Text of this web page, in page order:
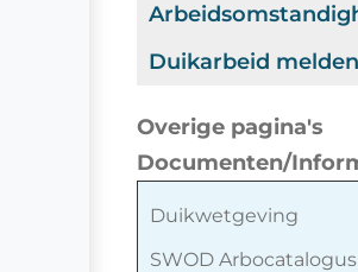
Duikarbeid melden
Overige pagina's
Documenten/
Duikwetgeving
SWOD Arbocatalogus